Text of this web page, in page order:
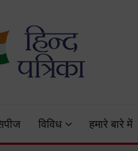
विविध हमारे बारे में